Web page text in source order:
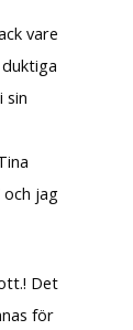
vare
sin
och jag
Det
för